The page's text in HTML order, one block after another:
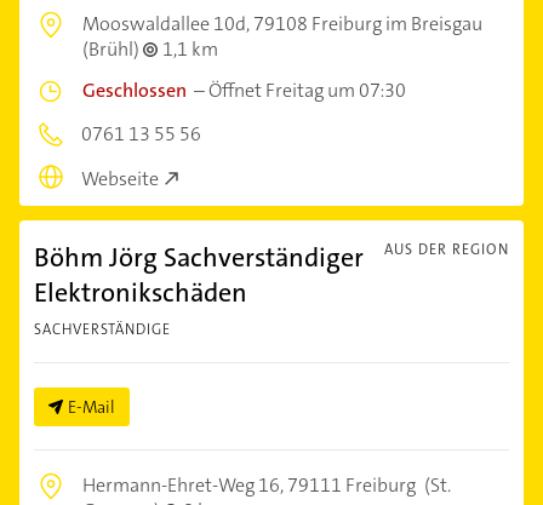
Mooswaldallee 10d,79108 Freiburg im Breisgau
(Brühl)
1,1 km
Geschlossen –Öffnet Freitag um 07:30
0761 13 55 56
Webseite
AUS DER REGION
Böhm Jörg Sachverständiger
Elektronikschäden
SACHVERSTÄNDIGE
E-Mail
Hermann-Ehret-Weg 16,79111 Freiburg (St.